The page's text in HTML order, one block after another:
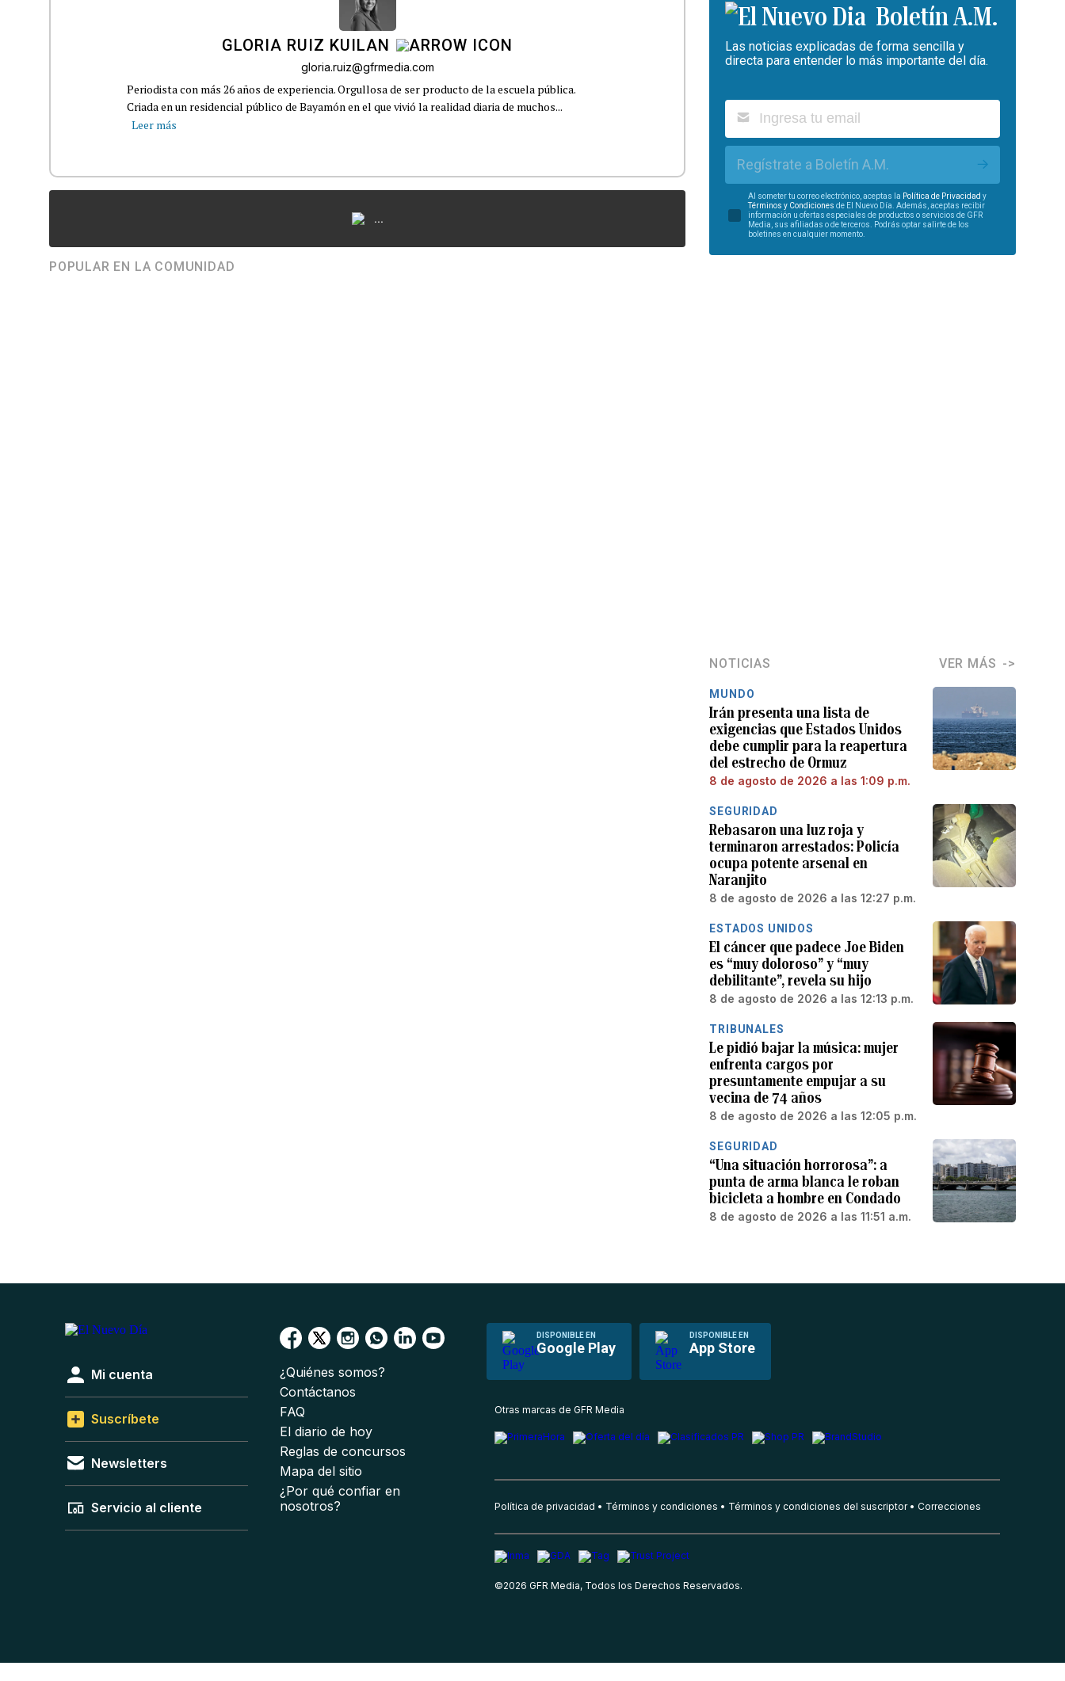
GLORIA RUIZ KUILAN
gloria.ruiz@gfrmedia.com
Periodista con más 26 años de experiencia. Orgullosa de ser producto de la escuela pública.
Criada en un residencial público de Bayamón en el que vivió la realidad diaria de muchos...
Leer más
...
POPULAR EN LA COMUNIDAD
Boletín A.M.
Las noticias explicadas de forma sencilla y
directa para entender lo más importante del día.
Regístrate a Boletín A.M.
Al someter tu correo electrónico, aceptas la Política de Privacidad y
Términos y Condiciones de El Nuevo Día. Además, aceptas recibir
información u ofertas especiales de productos o servicios de GFR
Media, sus afiliadas o de terceros. Podrás optar salirte de los
boletines en cualquier momento.
NOTICIAS VER MÁS
MUNDO
Irán presenta una lista de
exigencias que Estados Unidos
debe cumplir para la reapertura
del estrecho de Ormuz
8 de agosto de 2026 a las 1:09 p.m.
SEGURIDAD
Rebasaron una luz roja y
terminaron arrestados: Policía
ocupa potente arsenal en
Naranjito
8 de agosto de 2026 a las 12:27 p.m.
ESTADOS UNIDOS
El cáncer que padece Joe Biden
es “muy doloroso” y “muy
debilitante”, revela su hijo
8 de agosto de 2026 a las 12:13 p.m.
TRIBUNALES
Le pidió bajar la música: mujer
enfrenta cargos por
presuntamente empujar a su
vecina de 74 años
8 de agosto de 2026 a las 12:05 p.m.
SEGURIDAD
“Una situación horrorosa”: a
punta de arma blanca le roban
bicicleta a hombre en Condado
8 de agosto de 2026 a las 11:51 a.m.
DISPONIBLE EN
Google Play
DISPONIBLE EN
App Store
Mi cuenta
Suscríbete
Newsletters
Servicio al cliente
¿Quiénes somos?
Contáctanos
FAQ
El diario de hoy
Reglas de concursos
Mapa del sitio
¿Por qué confiar en
nosotros?
Otras marcas de GFR Media
Política de privacidad Términos y condiciones Términos y condiciones del suscriptor Correcciones
©2026 GFR Media, Todos los Derechos Reservados.